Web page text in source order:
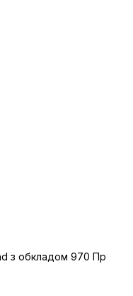
з обкладом 970 Пр